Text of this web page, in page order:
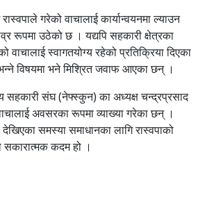
गरेको वाचालाई कार्यान्वयनमा ल्याउन
रूपमा उठेको छ । यद्यपि सहकारी क्षेत्रका
वाचालाई स्वागतयोग्य रहेको प्रतिक्रिया दिएका
विषयमा भने मिश्रित जवाफ आएका छन् ।
संघ (नेफ्स्कुन) का अध्यक्ष चन्द्रप्रसाद
अवसरका रूपमा व्याख्या गरेका छन् ।
समस्या समाधानका लागि रास्वपाको
कदम हो ।